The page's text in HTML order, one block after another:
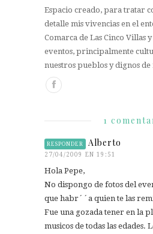
Espacio creado, para tratar
detalle mis vivencias en el
Comarca de Las Cinco Villas
eventos, principalmente
nuestros pueblos y dignos
1
RESPONDER Alberto
27/04/2009 EN 19:51
Hola Pepe,
No dispongo de fotos del
que habr´´a quien te las
Fue una gozada tener en la
musicos de todas las edades.